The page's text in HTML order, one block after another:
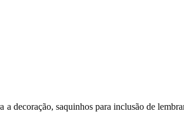
decoração, saquinhos para inclusão de